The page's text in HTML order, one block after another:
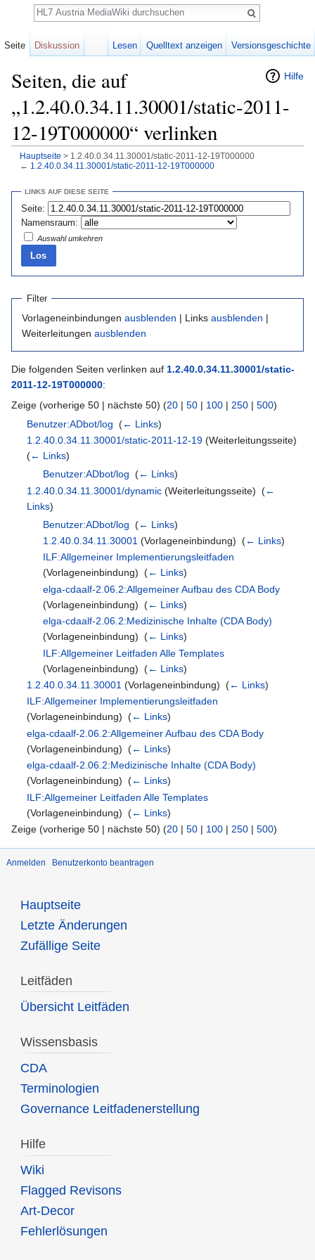
Hilfe
Seiten, die auf
„1.2.40.0.34.11.30001/static-2011-
12-19T000000“ verlinken
Hauptseite > 1.2.40.0.34.11.30001/static-2011-12-19T000000
← 1.2.40.0.34.11.30001/static-2011-12-19T000000
LINKS AUF DIESE SEITE
Seite:
Namensraum:
Auswahl umkehren
Filter
Vorlageneinbindungen ausblenden | Links ausblenden |
Weiterleitungen ausblenden
Die folgenden Seiten verlinken auf 1.2.40.0.34.11.30001/static-
2011-12-19T000000:
Zeige (vorherige 50 | nächste 50) (20 | 50 | 100 | 250 | 500)
Benutzer:ADbot/log ‎(← Links)
1.2.40.0.34.11.30001/static-2011-12-19 (Weiterleitungsseite) ‎
(← Links)
Benutzer:ADbot/log (← Links)
1.2.40.0.34.11.30001/dynamic (Weiterleitungsseite) ‎(←
Links)
Benutzer:ADbot/log (← Links)
1.2.40.0.34.11.30001 (Vorlageneinbindung) ‎ (← Links)
ILF:Allgemeiner Implementierungsleitfaden
(Vorlageneinbindung) ‎ (← Links)
elga-cdaalf-2.06.2:Allgemeiner Aufbau des CDA Body
(Vorlageneinbindung) ‎ (← Links)
elga-cdaalf-2.06.2:Medizinische Inhalte (CDA Body)
(Vorlageneinbindung) ‎ (← Links)
ILF:Allgemeiner Leitfaden Alle Templates
(Vorlageneinbindung) ‎ (← Links)
1.2.40.0.34.11.30001 (Vorlageneinbindung) ‎(← Links)
ILF:Allgemeiner Implementierungsleitfaden
(Vorlageneinbindung) ‎(← Links)
elga-cdaalf-2.06.2:Allgemeiner Aufbau des CDA Body
(Vorlageneinbindung) ‎(← Links)
elga-cdaalf-2.06.2:Medizinische Inhalte (CDA Body)
(Vorlageneinbindung) ‎(← Links)
ILF:Allgemeiner Leitfaden Alle Templates
(Vorlageneinbindung) ‎(← Links)
Zeige (vorherige 50 | nächste 50) (20 | 50 | 100 | 250 | 500)
Anmelden Benutzerkonto beantragen
Seite Diskussion Lesen Quelltext anzeigen Versionsgeschichte
Suche
Hauptseite
Letzte Änderungen
Zufällige Seite
Leitfäden
Übersicht Leitfäden
Wissensbasis
CDA
Terminologien
Governance Leitfadenerstellung
Hilfe
Wiki
Flagged Revisons
Art-Decor
Fehlerlösungen